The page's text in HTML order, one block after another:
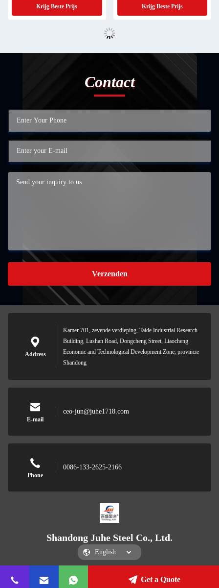
Krijg Beste Prijs Krijg Beste Prijs
Contact
Verzenden
Address
Kamer 701, zevende verdieping, Taide Industrial Research
Building, Lushan Road, Dongcheng Street, Liaocheng
Economic and Technological Development Zone, provincie
Shandong
E-mail
ceo-jun@juhe1718.com
Phone
0086-133-2625-2166
Shandong Juhe Steel Co., Ltd.
Shandong Juhe Steel Co., Ltd.Get a Quote